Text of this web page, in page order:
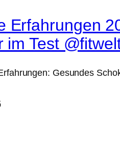
Erfahrungen
Test
Gesundes